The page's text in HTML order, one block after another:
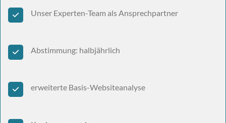
Unser Experten-Team als Ansprechpartner
Abstimmung: halbjährlich
erweiterte Basis-Websiteanalyse